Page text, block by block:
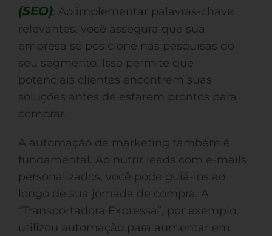
(SEO). Ao implementar palavras-chave
relevantes, você assegura que sua
empresa se posicione nas pesquisas do
seu segmento. Isso permite que
potenciais clientes encontrem suas
soluções antes de estarem prontos para
comprar.
A automação de marketing também é
fundamental. Ao nutrir leads com e-mails
personalizados, você pode guiá-los ao
longo de sua jornada de compra. A
“Transportadora Expressa”, por exemplo,
utilizou automação para aumentar em